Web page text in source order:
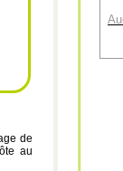
de
au